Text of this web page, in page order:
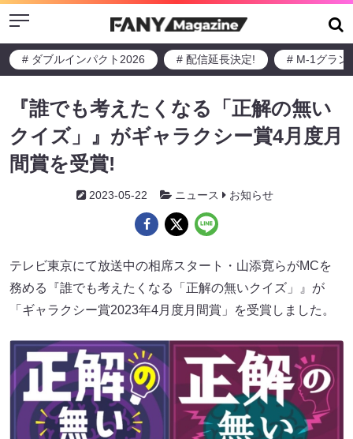
Menu
# ダブルインパクト2026 # 配信延長決定! # M-1グラン
『誰でも考えたくなる「正解の無い
クイズ」』がギャラクシー賞4月度月
間賞を受賞!
2023-05-22 ニュース お知らせ
テレビ東京にて放送中の相席スタート・山添寛らがMCを
務める『誰でも考えたくなる「正解の無いクイズ」』が
「ギャラクシー賞2023年4月度月間賞」を受賞しました。